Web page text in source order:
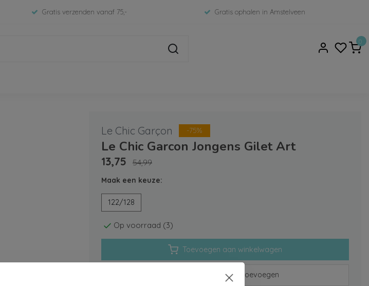
Gratis verzenden vanaf 75,- Gratis ophalen in Amstelveen
0
Le Chic Garçon -75%
Le Chic Garcon Jongens Gilet Art
13,75 54,99
Maak een keuze:
122/128
Op voorraad (3)
Toevoegen aan winkelwagen
Aan verlanglijst toevoegen